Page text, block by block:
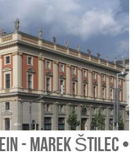
- Marek Štilec •